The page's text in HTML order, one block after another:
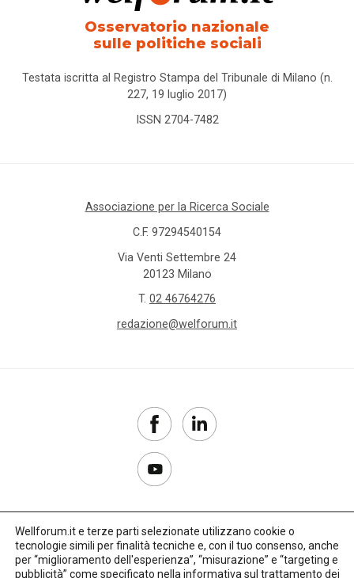
Osservatorio nazionale
sulle politiche sociali
Testata iscritta al Registro Stampa del Tribunale di Milano (n.
227, 19 luglio 2017)
ISSN 2704-7482
Associazione per la Ricerca Sociale
C.F. 97294540154
Via Venti Settembre 24
20123 Milano
T. 02 46764276
redazione@welforum.it
Copyright 2017–2026
Wellforum.it e terze parti selezionate utilizzano cookie o
tecnologie simili per finalità tecniche e, con il tuo consenso, anche
per “miglioramento dell'esperienza”, “misurazione” e “targeting e
pubblicità” come specificato nella informativa sul trattamento dei